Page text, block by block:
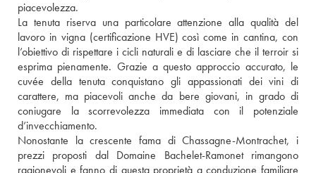
piacevolezza.
La tenuta riserva una particolare attenzione alla qualità del
lavoro in vigna (certificazione HVE) così come in cantina, con
l’obiettivo di rispettare i cicli naturali e di lasciare che il terroir si
esprima pienamente. Grazie a questo approccio accurato, le
cuvée della tenuta conquistano gli appassionati dei vini di
carattere, ma piacevoli anche da bere giovani, in grado di
coniugare la scorrevolezza immediata con il potenziale
d’invecchiamento.
Nonostante la crescente fama di Chassagne-Montrachet, i
prezzi proposti dal Domaine Bachelet-Ramonet rimangono
ragionevoli e fanno di questa proprietà a conduzione familiare